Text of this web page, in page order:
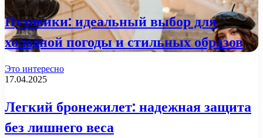
Пуховики: идеальный выбор для
холодной погоды и стильных образов
Это интересно
17.04.2025
Легкий бронежилет: надежная защита
без лишнего веса